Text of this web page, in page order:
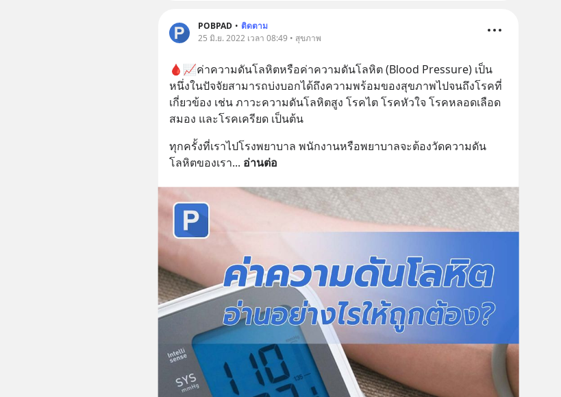
POBPAD • ติดตาม
25 มิ.ย. 2022 เวลา 08:49 • สุขภาพ
🩸📈ค่าความดันโลหิตหรือค่าความดันโลหิต (Blood Pressure) เป็น
หนึ่งในปัจจัยสามารถบ่งบอกได้ถึงความพร้อมของสุขภาพไปจนถึงโรคที่
เกี่ยวข้อง เช่น ภาวะความดันโลหิตสูง โรคไต โรคหัวใจ โรคหลอดเลือด
สมอง และโรคเครียด เป็นต้น
ทุกครั้งที่เราไปโรงพยาบาล พนักงานหรือพยาบาลจะต้องวัดความดัน
โลหิตของเรา... อ่านต่อ